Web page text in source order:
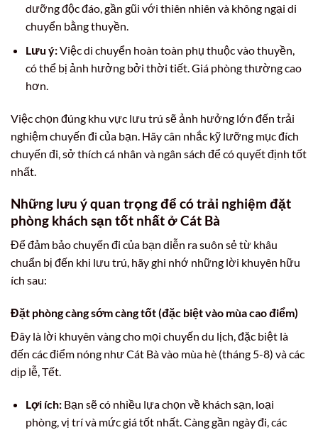
dưỡng độc đáo, gần gũi với thiên nhiên và không ngại di
chuyển bằng thuyền.
Lưu ý:Việc di chuyển hoàn toàn phụ thuộc vào thuyền,
có thể bị ảnh hưởng bởi thời tiết. Giá phòng thường cao
hơn.
Việc chọn đúng khu vực lưu trú sẽ ảnh hưởng lớn đến trải
nghiệm chuyến đi của bạn. Hãy cân nhắc kỹ lưỡng mục đích
chuyến đi, sở thích cá nhân và ngân sách để có quyết định tốt
nhất.
Những lưu ý quan trọng để có trải nghiệm đặt
phòng khách sạn tốt nhất ở Cát Bà
Để đảm bảo chuyến đi của bạn diễn ra suôn sẻ từ khâu
chuẩn bị đến khi lưu trú, hãy ghi nhớ những lời khuyên hữu
ích sau:
Đặt phòng càng sớm càng tốt (đặc biệt vào mùa cao điểm)
Đây là lời khuyên vàng cho mọi chuyến du lịch, đặc biệt là
đến các điểm nóng như Cát Bà vào mùa hè (tháng 5-8) và các
dịp lễ, Tết.
Lợi ích:Bạn sẽ có nhiều lựa chọn về khách sạn, loại
phòng, vị trí và mức giá tốt nhất. Càng gần ngày đi, các